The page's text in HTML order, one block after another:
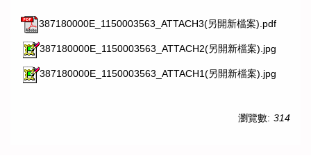
387180000E_1150003563_ATTACH3(另開新檔案).pdf
387180000E_1150003563_ATTACH2(另開新檔案).jpg
387180000E_1150003563_ATTACH1(另開新檔案).jpg
瀏覽數: 314